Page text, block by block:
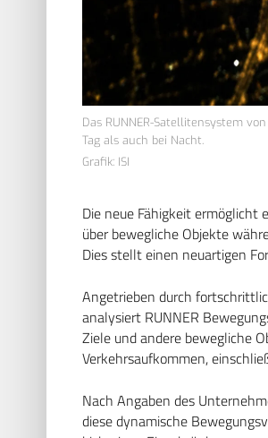
Das RUNNER-Satellitensystem
Tag als auch bei Nacht.
Grafik: ISI
Die neue Fähigkeit
über bewegliche Objekte
Dies stellt einen neuartigen
Angetrieben durch
analysiert RUNNER
Ziele und andere bewegliche
Verkehrsaufkommen,
Nach Angaben des
diese dynamische